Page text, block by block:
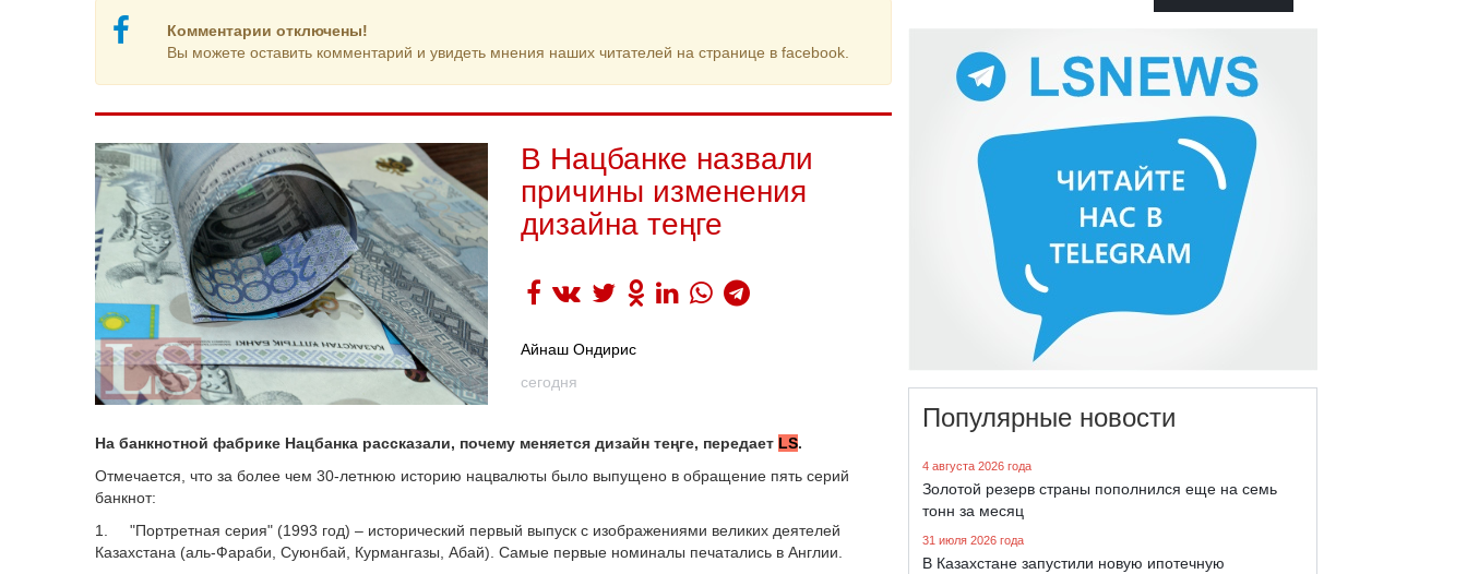
Комментарии отключены!
Вы можете оставить комментарий и увидеть мнения наших читателей на странице в facebook.
В Нацбанке назвали
причины изменения
дизайна теңге
Айнаш Ондирис
сегодня
На банкнотной фабрике Нацбанка рассказали, почему меняется дизайн теңге, передает LS.
Отмечается, что за более чем 30-летнюю историю нацвалюты было выпущено в обращение пять серий
банкнот:
1. "Портретная серия" (1993 год) – исторический первый выпуск с изображениями великих деятелей
Казахстана (аль-Фараби, Суюнбай, Курмангазы, Абай). Самые первые номиналы печатались в Англии.
Популярные новости
4 августа 2026 года
Золотой резерв страны пополнился еще на семь
тонн за месяц
31 июля 2026 года
В Казахстане запустили новую ипотечную